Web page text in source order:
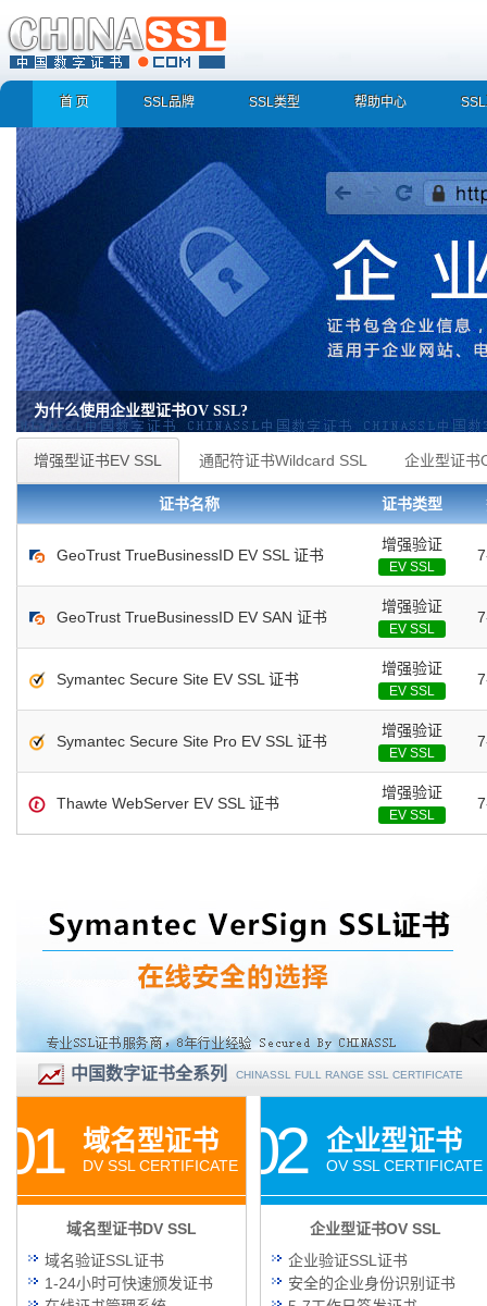
首 页 SSL品牌 SSL类型 帮助中心
为什么使用企业型证书OV SSL?
企业型证书OV SSL 快速识别真实企业/组织身份，防止假冒/诈骗/钓鱼网站 数据
息 证书完全支持中文企业/组织信息 验证所属组织/企业域名管理权限 浏览器地
书包含企业信息，点击证书信息立辨网站是否属于该企业/机构，假冒网站无所
增强型证书EV SSL 通配符证书Wildcard SSL 企业型证书
证书名称 证书类型
GeoTrust TrueBusinessID EV SSL 证书
增强验证
EV SSL
GeoTrust TrueBusinessID EV SAN 证书
增强验证
EV SSL
Symantec Secure Site EV SSL 证书
增强验证
EV SSL
Symantec Secure Site Pro EV SSL 证书
增强验证
EV SSL
Thawte WebServer EV SSL 证书
增强验证
EV SSL
中国数字证书全系列 CHINASSL FULL RANGE SSL CERTIFICATE
01 域名型证书
DV SSL CERTIFICATE
域名型证书DV SSL
域名验证SSL证书
1-24小时可快速颁发证书
02 企业型证书
OV SSL CERTIFICATE
企业型证书OV SSL
企业验证SSL证书
安全的企业身份识别证书